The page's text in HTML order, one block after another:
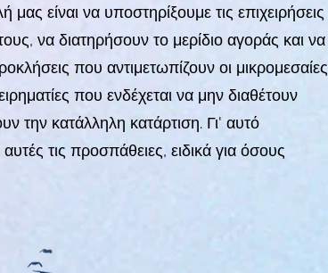
είναι να υποστηρίξουμε τις επιχειρήσεις
να διατηρήσουν το μερίδιο αγοράς και να
που αντιμετωπίζουν οι μικρομεσαίες
που ενδέχεται να μην διαθέτουν
την κατάλληλη κατάρτιση. Γι' αυτό
τις προσπάθειες, ειδικά για όσους